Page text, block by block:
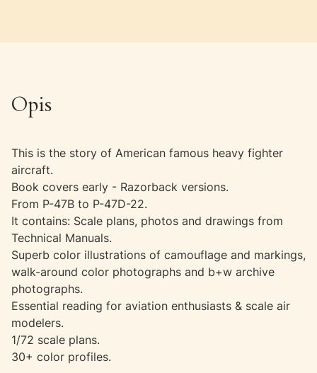
Opis
This is the story of American famous heavy fighter
aircraft.
Book covers early - Razorback versions.
From P-47B to P-47D-22.
It contains: Scale plans, photos and drawings from
Technical Manuals.
Superb color illustrations of camouflage and markings,
walk-around color photographs and b+w archive
photographs.
Essential reading for aviation enthusiasts & scale air
modelers.
1/72 scale plans.
30+ color profiles.